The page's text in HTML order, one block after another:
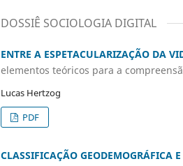
DOSSIÊ SOCIOLOGIA DIGITAL
ENTRE A ESPETACULARIZAÇÃO DA
elementos teóricos para a
Lucas Hertzog
PDF
CLASSIFICAÇÃO GEODEMOGRÁFICA